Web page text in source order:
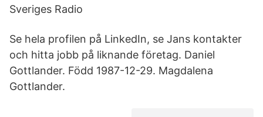
Sveriges Radio
Se hela profilen på LinkedIn, se Jans kontakter
och hitta jobb på liknande företag. Daniel
Gottlander. Född 1987-12-29. Magdalena
Gottlander.